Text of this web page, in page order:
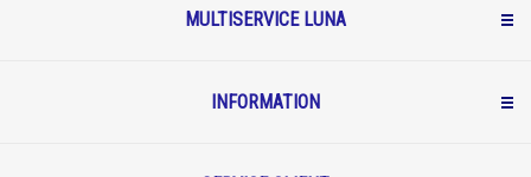
MULTISERVICE LUNA
INFORMATION